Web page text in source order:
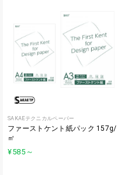
SAKAEテクニカルペーパー
ファーストケント紙パック 157g/
㎡
¥585 ～